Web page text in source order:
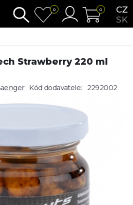
CZ
SK
0 0
Strawberry 220 ml
Kód dodavatele: 2292002